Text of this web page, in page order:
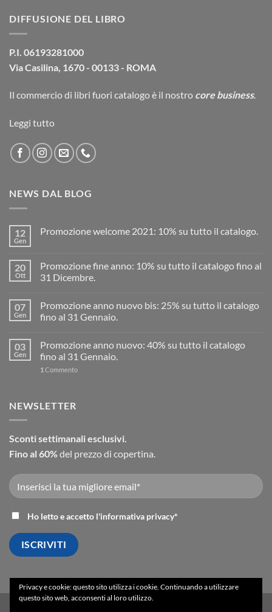
39,00€.37,10€.
DIFFUSIONE DEL LIBRO
P.I. 06193281000
Via Casilina, 1670 - 00133 - ROMA
Il commercio di libri fuori catalogoè il nostro core business.
Leggi tutto
NEWS DAL BLOG
12
Gen
Promozione welcome 2021: 10% su tutto il catalogo.
20
Ott
Promozione fine anno: 10% su tutto il catalogo fino al
31 Dicembre.
07
Gen
Promozione anno nuovo bis: 25% su tutto il catalogo
fino al 31 Gennaio.
03
Gen
Promozione anno nuovo: 40% su tutto il catalogo
fino al 31 Gennaio.
1 Commento
NEWSLETTER
Sconti settimanali esclusivi.
Fino al 60%del prezzo di copertina.
Ho letto e accetto l'informativa privacy*
Privacy e cookie: questo sito utilizza i cookie. Continuando a utilizzare
questo sito web, acconsenti al loro utilizzo.